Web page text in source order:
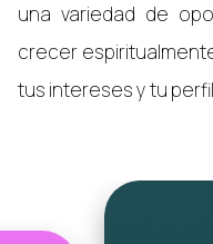
una variedad de
crecer
tus intereses y tu